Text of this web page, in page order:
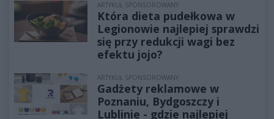
ARTYKUŁ SPONSOROWANY
Która dieta pudełkowa w
Legionowie najlepiej sprawdzi
się przy redukcji wagi bez
efektu jojo?
ARTYKUŁ SPONSOROWANY
Gadżety reklamowe w
Poznaniu, Bydgoszczy i
Lublinie - gdzie najlepiej